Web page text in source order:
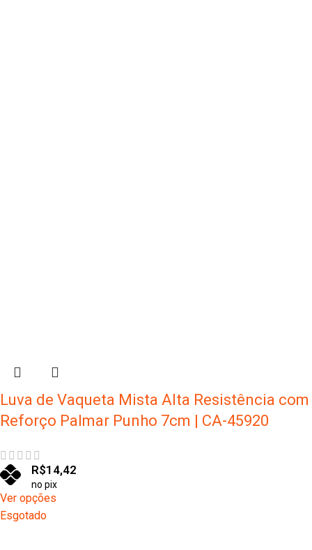
Luva de Vaqueta Mista Alta Resistência com
Reforço Palmar Punho 7cm | CA-45920
R$14,42
no pix
Ver opções
Esgotado